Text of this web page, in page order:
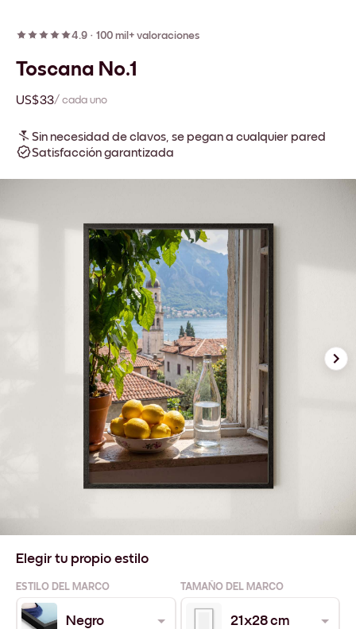
4.9 · 100 mil+ valoraciones
Toscana No.1
US$33/ cada uno
Sin necesidad de clavos, se pegan a cualquier pared
Satisfacción garantizada
Elegir tu propio estilo
ESTILO DEL MARCO TAMAÑO DEL MARCO
Negro 21x28 cm